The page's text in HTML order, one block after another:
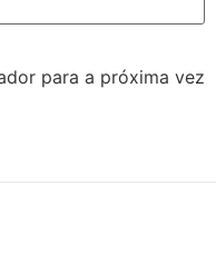
para a próxima vez